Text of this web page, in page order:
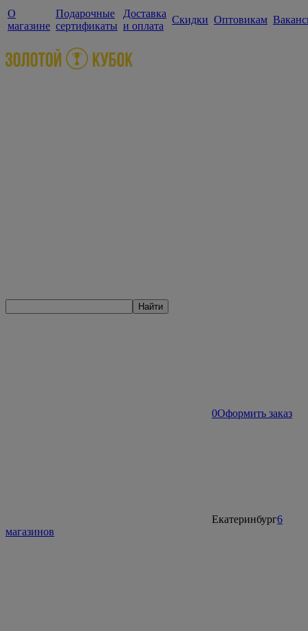
О
магазине
Подарочные
сертификаты
Доставка
и оплата
Скидки Оптовикам
Найти
0Оформить заказ
Екатеринбург6
магазинов